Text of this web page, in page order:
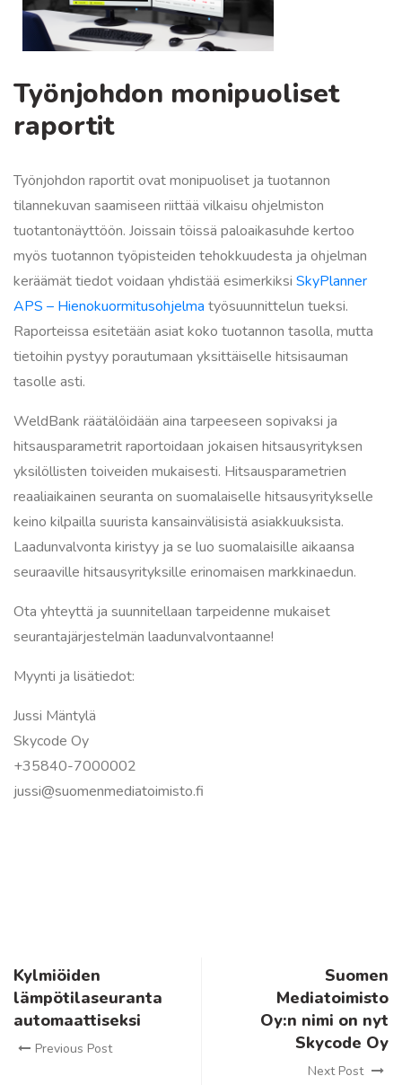
Työnjohdon monipuoliset
raportit
Työnjohdon raportit ovat monipuoliset ja tuotannon
tilannekuvan saamiseen riittää vilkaisu ohjelmiston
tuotantonäyttöön. Joissain töissä paloaikasuhde kertoo
myös tuotannon työpisteiden tehokkuudesta ja ohjelman
keräämät tiedot voidaan yhdistää esimerkiksi SkyPlanner
APS – Hienokuormitusohjelma työsuunnittelun tueksi.
Raporteissa esitetään asiat koko tuotannon tasolla, mutta
tietoihin pystyy porautumaan yksittäiselle hitsisauman
tasolle asti.
WeldBank räätälöidään aina tarpeeseen sopivaksi ja
hitsausparametrit raportoidaan jokaisen hitsausyrityksen
yksilöllisten toiveiden mukaisesti. Hitsausparametrien
reaaliaikainen seuranta on suomalaiselle hitsausyritykselle
keino kilpailla suurista kansainvälisistä asiakkuuksista.
Laadunvalvonta kiristyy ja se luo suomalaisille aikaansa
seuraaville hitsausyrityksille erinomaisen markkinaedun.
Ota yhteyttä ja suunnitellaan tarpeidenne mukaiset
seurantajärjestelmän laadunvalvontaanne!
Myynti ja lisätiedot:
Jussi Mäntylä
Skycode Oy
+35840-7000002
jussi@suomenmediatoimisto.fi
Kylmiöiden
lämpötilaseuranta
automaattiseksi
Previous Post
Suomen
Mediatoimisto
Oy:n nimi on nyt
Skycode Oy
Next Post